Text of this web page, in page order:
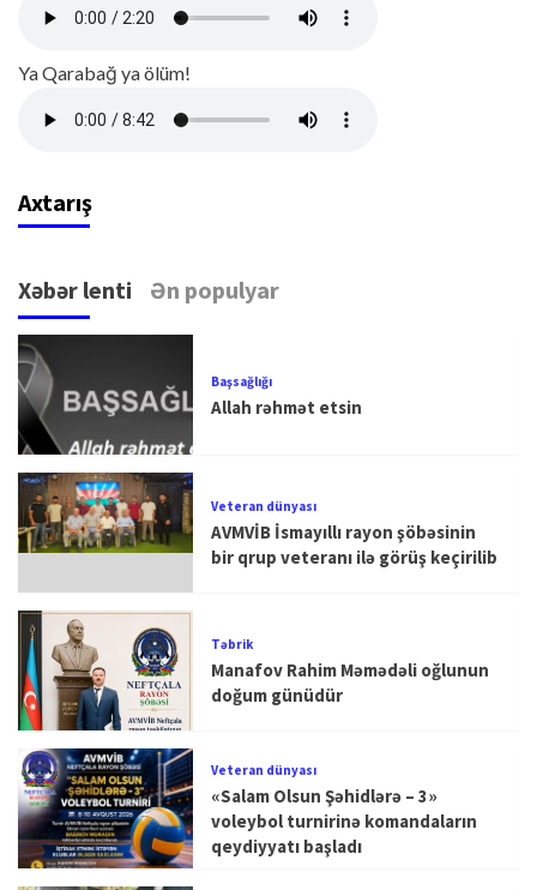
Ya Qarabağ ya ölüm!
Axtarış
Xəbər lenti Ən populyar
Başsağlığı
Allah rəhmət etsin
Veteran dünyası
AVMVİB İsmayıllı rayon şöbəsinin
bir qrup veteranı ilə görüş keçirilib
Təbrik
Manafov Rahim Məmədəli oğlunun
doğum günüdür
Veteran dünyası
«Salam Olsun Şəhidlərə – 3»
voleybol turnirinə komandaların
qeydiyyatı başladı